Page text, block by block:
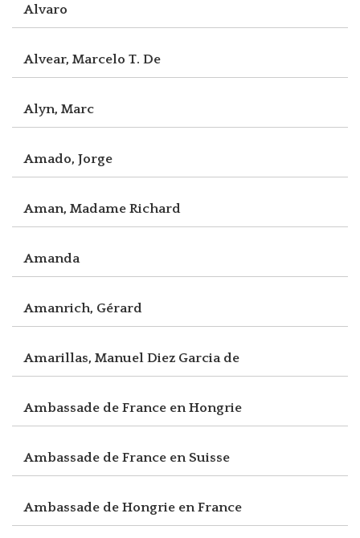
Alvaro
Alvear, Marcelo T. De
Alyn, Marc
Amado, Jorge
Aman, Madame Richard
Amanda
Amanrich, Gérard
Amarillas, Manuel Diez Garcia de
Ambassade de France en Hongrie
Ambassade de France en Suisse
Ambassade de Hongrie en France